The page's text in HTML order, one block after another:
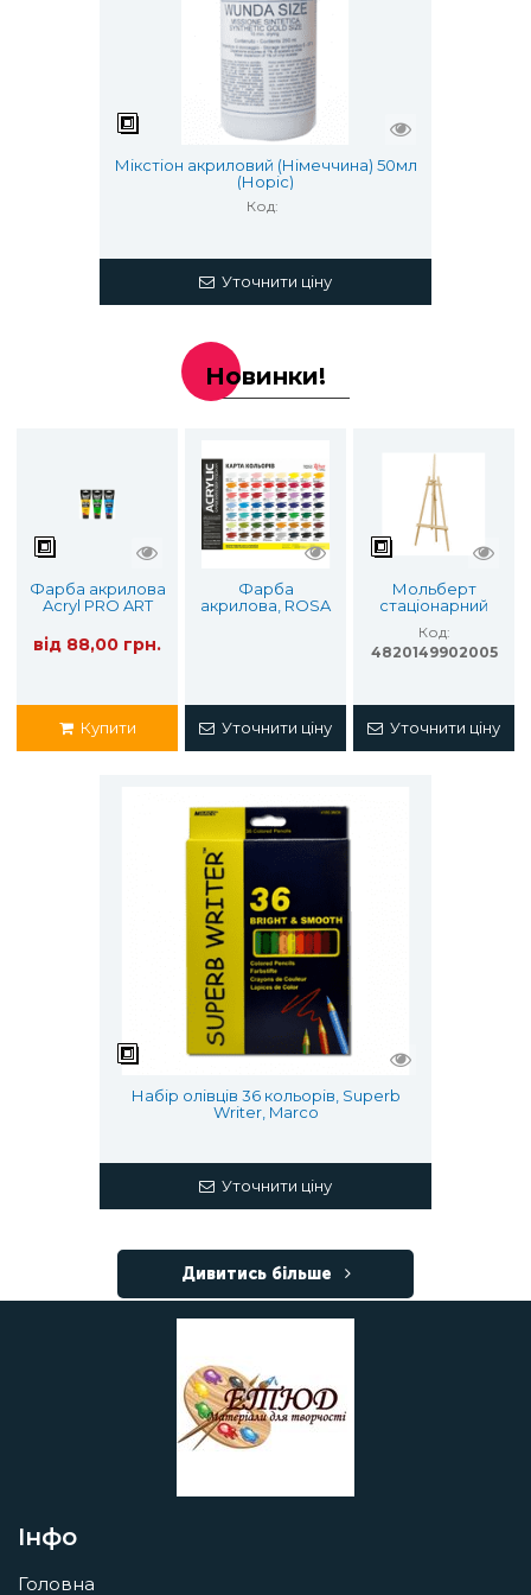
Мікстіон акриловий (Німеччина) 50мл
(Норіс)
Код:
Уточнити ціну
Новинки!
Фарба акрилова
Acryl PRO ART
від 88,00 грн.
Купити
Фарба
акрилова, ROSA
Уточнити ціну
Мольберт
стаціонарний
Studio
Код:
4820149902005
Уточнити ціну
Набір олівців 36 кольорів, Superb
Writer, Marco
Уточнити ціну
Дивитись більше
Інфо
Головна